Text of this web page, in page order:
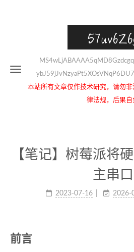
本站所有文章仅作技术研究，请勿
律法规，后果自
【笔记】树莓派将
主串口
2023-07-16 2026-
前言